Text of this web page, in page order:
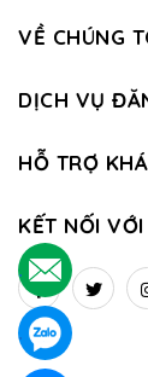
VỀ CHÚNG
DỊCH VỤ
HỖ TRỢ
KẾT NỐI
.
.